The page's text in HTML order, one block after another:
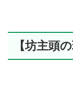
【坊主頭